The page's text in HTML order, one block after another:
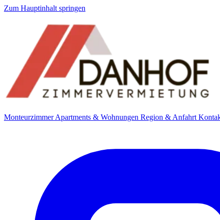
Zum Hauptinhalt springen
MonteurzimmerApartments & Wohnungen Region & Anfahrt